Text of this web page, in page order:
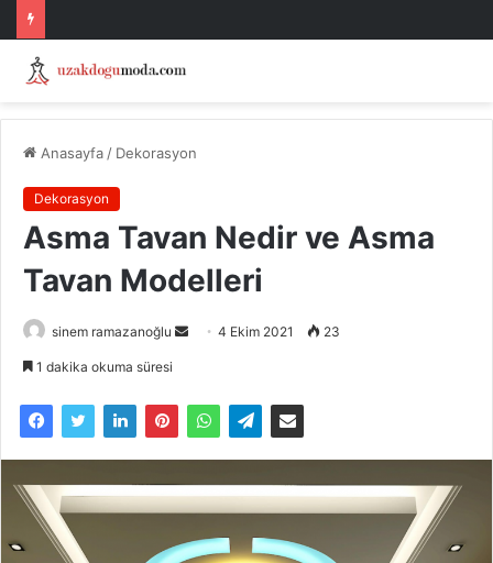
Anasayfa / Dekorasyon
Dekorasyon
Asma Tavan Nedir ve Asma
Tavan Modelleri
sinem ramazanoğlu
Bir
göndermek
4 Ekim 2021 23
1 dakika okuma süresi